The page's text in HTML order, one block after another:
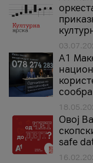
A1
Овој
safe